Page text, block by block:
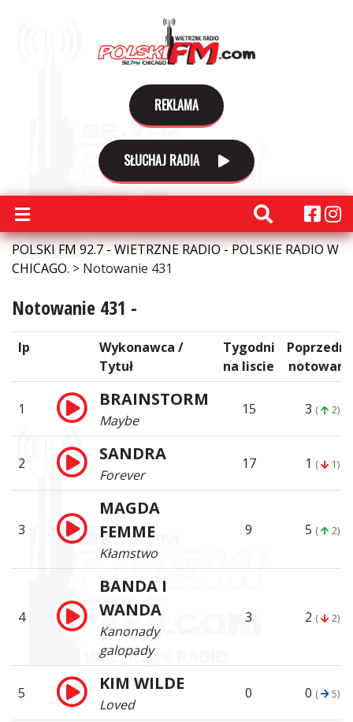
REKLAMA
SŁUCHAJ RADIA
POLSKI FM 92.7 - WIETRZNE RADIO - POLSKIE RADIO W
CHICAGO. > Notowanie 431
Notowanie 431 -
lp
Wykonawca /
Tytuł
Tygodni
na liscie
1 BRAINSTORM
Maybe
15 3 ( 2)
2 SANDRA
Forever
17 1 ( 1)
3
MAGDA
FEMME
Kłamstwo
9 5 ( 2)
4
BANDA I
WANDA
Kanonady
galopady
3 2 ( 2)
5 KIM WILDE
Loved
0 0 ( 5)